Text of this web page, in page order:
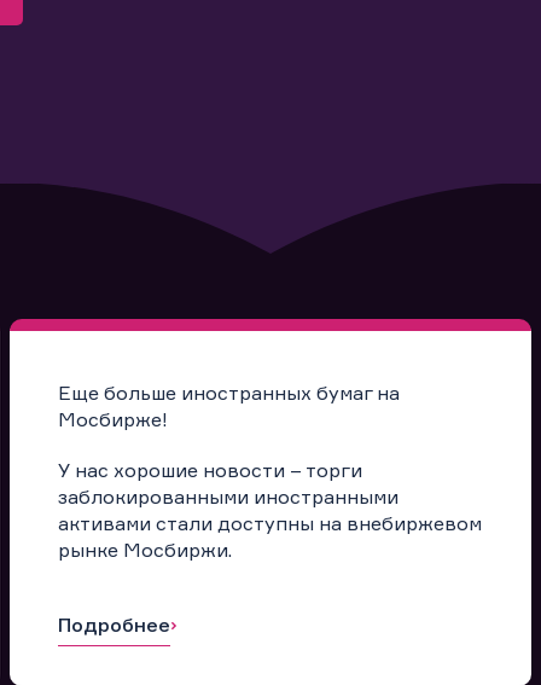
Еще больше иностранных бумаг на
Мосбирже!
У нас хорошие новости – торги
заблокированными иностранными
активами стали доступны на внебиржевом
рынке Мосбиржи.
Подробнее